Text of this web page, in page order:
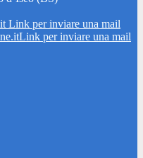
Link per inviare una mail
Link per inviare una mail